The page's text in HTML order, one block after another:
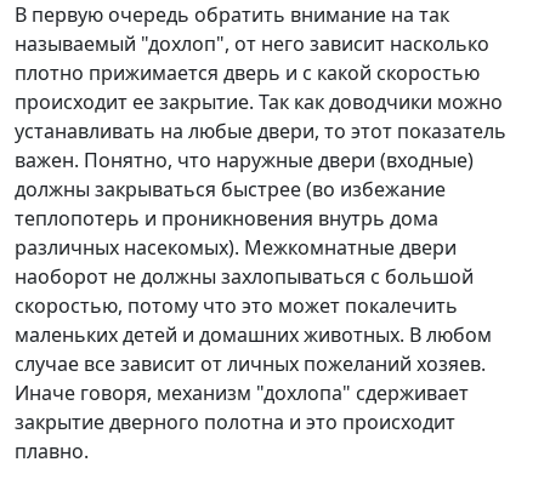
В первую очередь обратить внимание на так
называемый "дохлоп", от него зависит насколько
плотно прижимается дверь и с какой скоростью
происходит ее закрытие. Так как доводчики можно
устанавливать на любые двери, то этот показатель
важен. Понятно, что наружные двери (входные)
должны закрываться быстрее (во избежание
теплопотерь и проникновения внутрь дома
различных насекомых). Межкомнатные двери
наоборот не должны захлопываться с большой
скоростью, потому что это может покалечить
маленьких детей и домашних животных. В любом
случае все зависит от личных пожеланий хозяев.
Иначе говоря, механизм "дохлопа" сдерживает
закрытие дверного полотна и это происходит
плавно.